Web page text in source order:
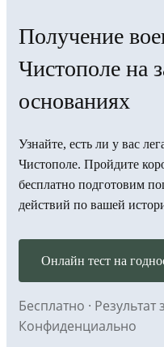
Получение
Чистополе на
основаниях
Узнайте, есть ли у вас
Чистополе. Пройдите
бесплатно подготовим
действий по вашей
Онлайн тест на
Бесплатно · Результат
Конфиденциально